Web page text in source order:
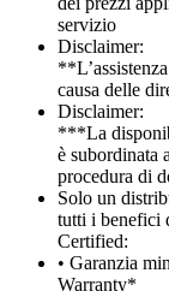
servizio
Disclaimer:
causa delle
Disclaimer:
***La
è subordinata
procedura di
Solo un
tutti i benefici
Certified:
• Garanzia
Warranty*